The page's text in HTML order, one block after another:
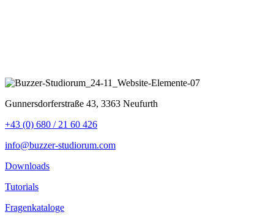
Gunnersdorferstraße 43, 3363 Neufurth
+43 (0) 680 / 21 60 426
info@buzzer-studiorum.com
Downloads
Tutorials
Fragenkataloge